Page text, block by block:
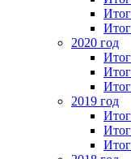
2020 год
2019 год